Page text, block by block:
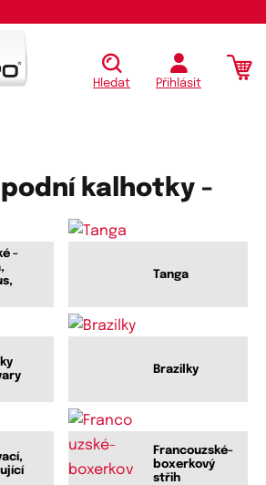
Hledat Přihlásit
kalhotky -
-
Tanga
Brazilky
Francouzské-
boxerkový
střih